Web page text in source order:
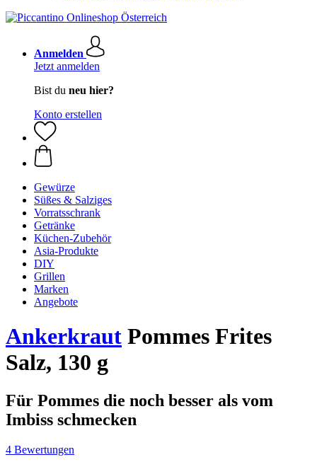
Anmelden
Jetzt anmelden
Bist du neu hier?
Konto erstellen
Gewürze
Süßes & Salziges
Vorratsschrank
Getränke
Küchen-Zubehör
Asia-Produkte
DIY
Grillen
Marken
Angebote
Ankerkraut Pommes Frites
Salz, 130 g
Für Pommes die noch besser als vom
Imbiss schmecken
4 Bewertungen